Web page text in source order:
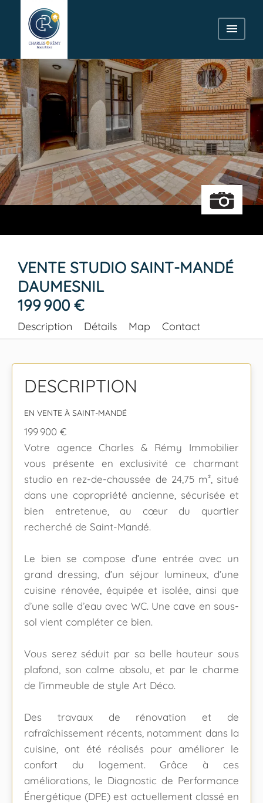
VENTE STUDIO SAINT-MANDÉ
DAUMESNIL
199 900 €
Description Détails Map Contact
DESCRIPTION
EN VENTE À SAINT-MANDÉ
199 900 €
Votre agence Charles & Rémy Immobilier
vous présente en exclusivité ce charmant
studio en rez-de-chaussée de 24,75 m², situé
dans une copropriété ancienne, sécurisée et
bien entretenue, au cœur du quartier
recherché de Saint-Mandé.
Le bien se compose d’une entrée avec un
grand dressing, d’un séjour lumineux, d’une
cuisine rénovée, équipée et isolée, ainsi que
d’une salle d’eau avec WC. Une cave en sous-
sol vient compléter ce bien.
Vous serez séduit par sa belle hauteur sous
plafond, son calme absolu, et par le charme
de l’immeuble de style Art Déco.
Des travaux de rénovation et de
rafraîchissement récents, notamment dans la
cuisine, ont été réalisés pour améliorer le
confort du logement. Grâce à ces
améliorations, le Diagnostic de Performance
Énergétique (DPE) est actuellement classé en